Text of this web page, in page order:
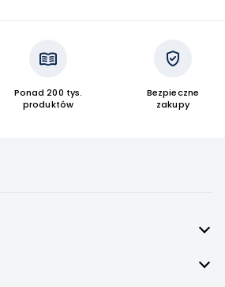
Ponad 200 tys.
produktów
Bezpieczne
zakupy